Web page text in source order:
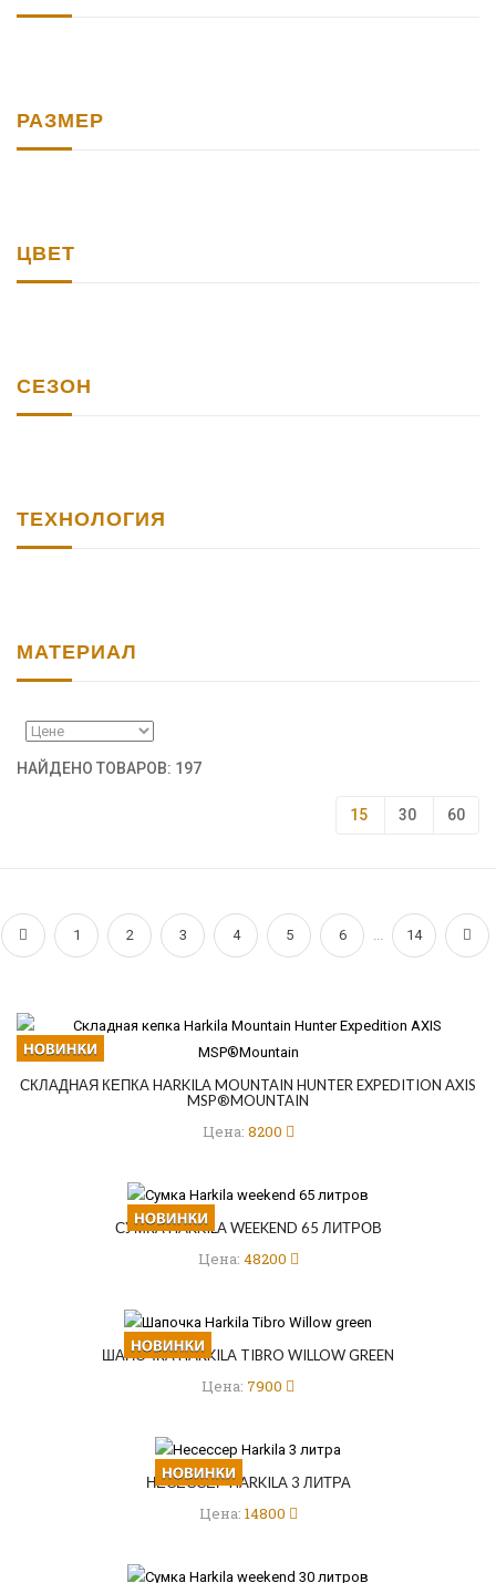
РАЗМЕР
ЦВЕТ
СЕЗОН
ТЕХНОЛОГИЯ
МАТЕРИАЛ
НАЙДЕНО ТОВАРОВ: 197
15 30 60
1 2 3 4 5 6 14
СКЛАДНАЯ КЕПКА HARKILA MOUNTAIN HUNTER EXPEDITION AXIS
MSP®MOUNTAIN
Цена: 8200
СУМКА HARKILA WEEKEND 65 ЛИТРОВ
Цена: 48200
ШАПОЧКА HARKILA TIBRO WILLOW GREEN
Цена: 7900
НЕСЕССЕР HARKILA 3 ЛИТРА
Цена: 14800